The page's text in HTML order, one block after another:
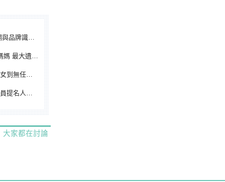
誌重磅啟用
憾無緣大聯盟
判人生國際發光
名 將另提他人
大家都在討論